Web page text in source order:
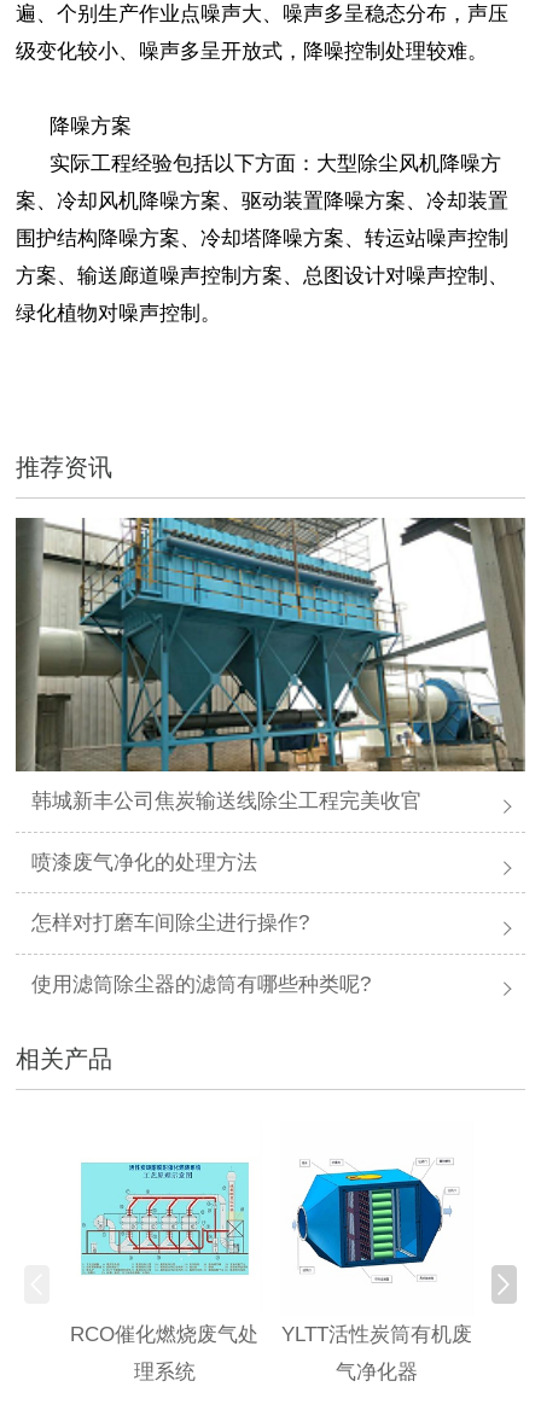
遍、个别生产作业点噪声大、噪声多呈稳态分布，声压
级变化较小、噪声多呈开放式，降噪控制处理较难。
降噪方案
实际工程经验包括以下方面：大型除尘风机降噪方
案、冷却风机降噪方案、驱动装置降噪方案、冷却装置
围护结构降噪方案、冷却塔降噪方案、转运站噪声控制
方案、输送廊道噪声控制方案、总图设计对噪声控制、
绿化植物对噪声控制。
推荐资讯
韩城新丰公司焦炭输送线除尘工程完美收官
喷漆废气净化的处理方法
怎样对打磨车间除尘进行操作?
使用滤筒除尘器的滤筒有哪些种类呢?
相关产品
RCO催化燃烧废气处
理系统
YLTT活性炭筒有机废
气净化器